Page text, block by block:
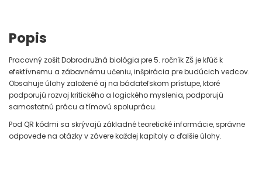
Popis
Pracovný zošit Dobrodružná biológia pre 5. ročník ZŠ je kľúč k
efektívnemu a zábavnému učeniu, inšpirácia pre budúcich vedcov.
Obsahuje úlohy založené aj na bádateľskom prístupe, ktoré
podporujú rozvoj kritického a logického myslenia, podporujú
samostatnú prácu a tímovú spoluprácu.
Pod QR kódmi sa skrývajú základné teoretické informácie, správne
odpovede na otázky v závere každej kapitoly a ďalšie úlohy.